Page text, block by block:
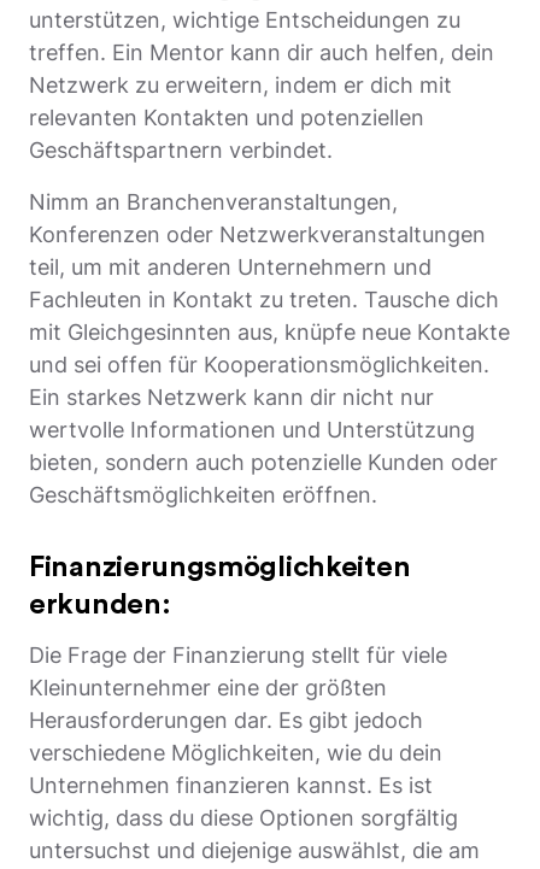
unterstützen, wichtige Entscheidungen zu
treffen. Ein Mentor kann dir auch helfen, dein
Netzwerk zu erweitern, indem er dich mit
relevanten Kontakten und potenziellen
Geschäftspartnern verbindet.
Nimm an Branchenveranstaltungen,
Konferenzen oder Netzwerkveranstaltungen
teil, um mit anderen Unternehmern und
Fachleuten in Kontakt zu treten. Tausche dich
mit Gleichgesinnten aus, knüpfe neue Kontakte
und sei offen für Kooperationsmöglichkeiten.
Ein starkes Netzwerk kann dir nicht nur
wertvolle Informationen und Unterstützung
bieten, sondern auch potenzielle Kunden oder
Geschäftsmöglichkeiten eröffnen.
Finanzierungsmöglichkeiten
erkunden:
Die Frage der Finanzierung stellt für viele
Kleinunternehmer eine der größten
Herausforderungen dar. Es gibt jedoch
verschiedene Möglichkeiten, wie du dein
Unternehmen finanzieren kannst. Es ist
wichtig, dass du diese Optionen sorgfältig
untersuchst und diejenige auswählst, die am